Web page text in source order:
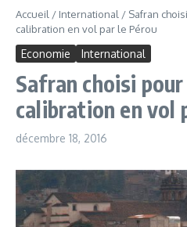
Accueil / International / Safran
calibration en vol par le Pérou
Economie International
Safran choisi
calibration en vol
décembre 18, 2016